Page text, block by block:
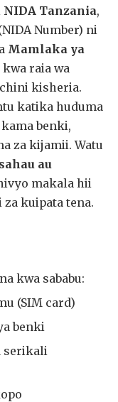
NIDA Tanzania,
Number) ni
Mamlaka ya
kwa raia wa
kisheria.
katika huduma
benki,
za kijamii. Watu
au
makala hii
kuipata tena.
kwa sababu:
(SIM card)
benki
serikali